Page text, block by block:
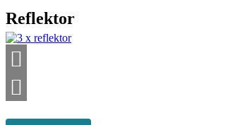
Reflektor